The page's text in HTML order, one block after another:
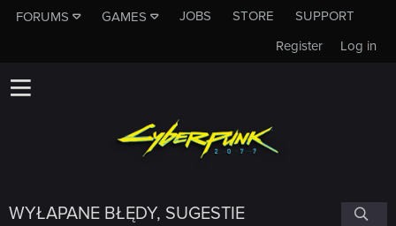
FORUMS GAMES JOBS STORE
SUPPORT
Log in
Register
WYŁAPANE BŁĘDY, SUGESTIE